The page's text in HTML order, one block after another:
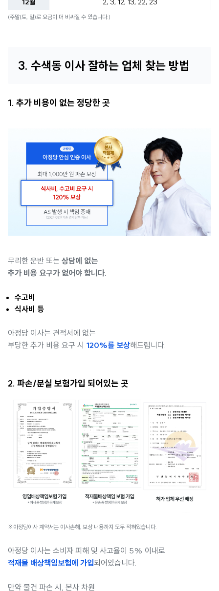
12월
2, 3, 12, 13, 22, 23
(주말(토, 일)로 요금이 더 비싸질 수 있습니다.)
3. 수색동 이사 잘하는 업체 찾는 방법
1. 추가 비용이 없는 정당한 곳
무리한 운반 또는 상담에 없는
추가 비용 요구가 없어야 합니다.
수고비
식사비 등
아정당 이사는 견적서에 없는
부당한 추가 비용 요구 시 120%를 보상해드립니다.
2. 파손/분실 보험가입 되어있는 곳
※아정당이사 계약서는 이사손해, 보상 내용까지 모두 적혀있습니다.
아정당 이사는 소비자 피해 및 사고율이 5% 이내로
적재물 배상책임보험에 가입되어있습니다.
만약 물건 파손 시, 본사 차원